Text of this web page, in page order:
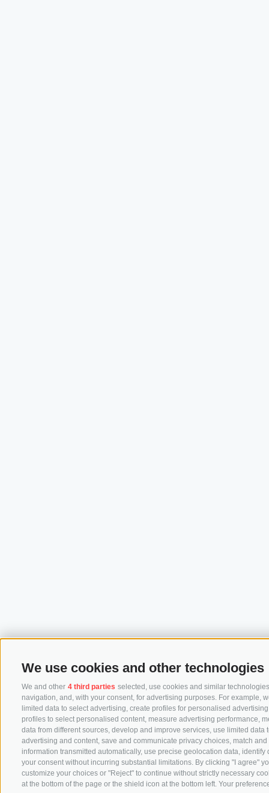
We use cookies and other technologies
We and other 4 third parties selected, use cookies and similar
navigation, and, with your consent, for advertising purposes. For example,
limited data to select advertising, create profiles for personalised
profiles to select personalised content, measure advertising performance,
data from different sources, develop and improve services, use limited
advertising and content, save and communicate privacy choices, match
information transmitted automatically, use precise geolocation data,
your consent without incurring substantial limitations. By clicking "I agree"
customize your choices or "Reject" to continue without strictly necessary
at the bottom of the page or the shield icon at the bottom left. Your